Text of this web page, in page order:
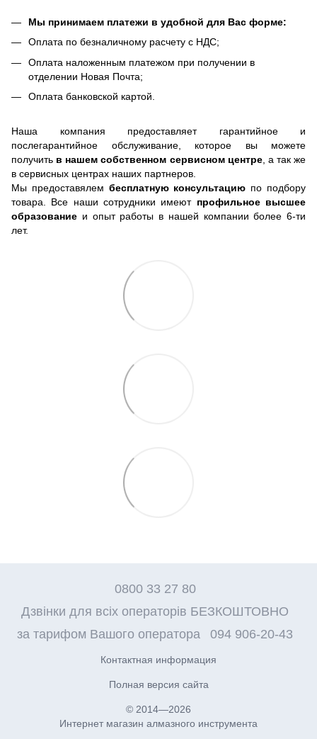
Мы принимаем платежи в удобной для Вас форме:
Оплата по безналичному расчету с НДС;
Оплата наложенным платежом при получении в
отделении Новая Почта;
Оплата банковской картой.
Наша компания предоставляет гарантийное и
послегарантийное обслуживание, которое вы можете
получить в нашем собственном сервисном центре, а так же
в сервисных центрах наших партнеров.
Мы предоставялем бесплатную консультацию по подбору
товара. Все наши сотрудники имеют профильное высшее
образование и опыт работы в нашей компании более 6-ти
лет.
0800 33 27 80
Дзвінки для всіх операторів БЕЗКОШТОВНО
за тарифом Вашого оператора
094 906-20-43
Контактная информация
Полная версия сайта
© 2014—2026
Интернет магазин алмазного инструмента